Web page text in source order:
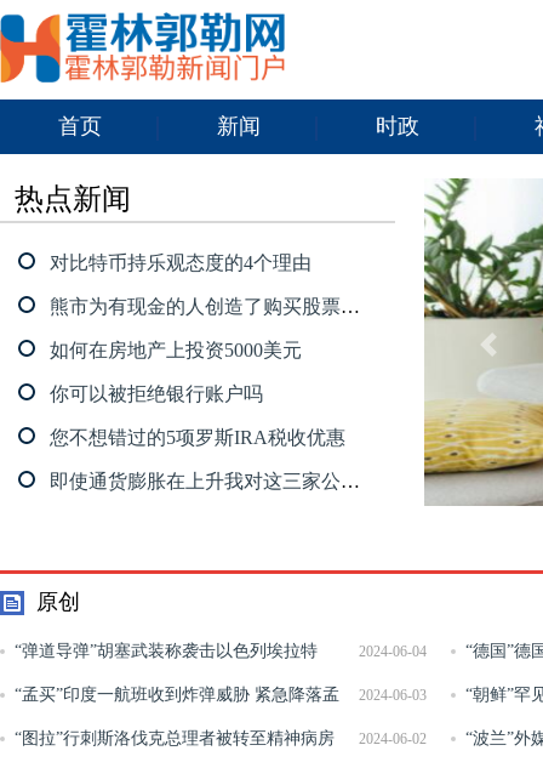
首页 新闻 时政
热点新闻
对比特币持乐观态度的4个理由
熊市为有现金的人创造了购买股票的机会
如何在房地产上投资5000美元
你可以被拒绝银行账户吗
您不想错过的5项罗斯IRA税收优惠
即使通货膨胀在上升我对这三家公司充满信心
原创
2024-06-04
“弹道导弹”胡塞武装称袭击以色列埃拉特 “德国”德
察逝世
2024-06-03
“孟买”印度一航班收到炸弹威胁 紧急降落孟
买机场
“朝鲜”罕
弹
2024-06-02
“图拉”行刺斯洛伐克总理者被转至精神病房 “波兰”外